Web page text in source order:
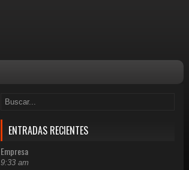
ENTRADAS RECIENTES
Empresa
9:33 am